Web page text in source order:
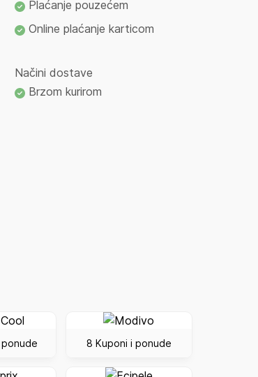
Plaćanje pouzećem
Online plaćanje karticom
Načini dostave
Brzom kurirom
8 Kuponi i ponude